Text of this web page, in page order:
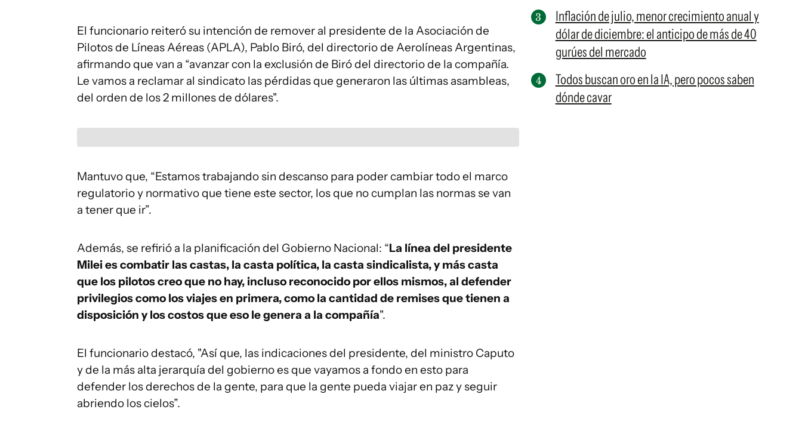
El funcionario reiteró su intención de remover al presidente de la Asociación de
Pilotos de Líneas Aéreas (APLA), Pablo Biró, del directorio de Aerolíneas Argentinas,
afirmando que van a “avanzar con la exclusión de Biró del directorio de la compañía.
Le vamos a reclamar al sindicato las pérdidas que generaron las últimas asambleas,
del orden de los 2 millones de dólares".
Mantuvo que, “Estamos trabajando sin descanso para poder cambiar todo el marco
regulatorio y normativo que tiene este sector, los que no cumplan las normas se van
a tener que ir”.
Además, se refirió a la planificación del Gobierno Nacional: “La línea del presidente
Milei es combatir las castas, la casta política, la casta sindicalista, y más casta
que los pilotos creo que no hay, incluso reconocido por ellos mismos, al defender
privilegios como los viajes en primera, como la cantidad de remises que tienen a
disposición y los costos que eso le genera a la compañía".
El funcionario destacó, "Así que, las indicaciones del presidente, del ministro Caputo
y de la más alta jerarquía del gobierno es que vayamos a fondo en esto para
defender los derechos de la gente, para que la gente pueda viajar en paz y seguir
abriendo los cielos”.
Inflación de julio, menor crecimiento anual y
dólar de diciembre: el anticipo de más de 40
gurúes del mercado
Todos buscan oro en la IA, pero pocos saben
dónde cavar